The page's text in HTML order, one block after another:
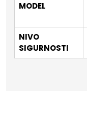
MODEL
NIVO
SIGURNOSTI